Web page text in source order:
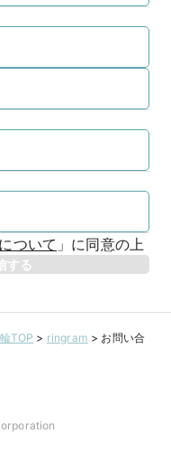
ついて 」 に同意の上
する
TOP > ringram > お問い合